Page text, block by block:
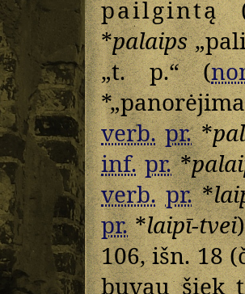
pailgintą
*palaips
„t. p.“ (
verb. pr.*
inf. pr.*
verb. pr.*
pr.*laipī-tvei
106, išn. 18
buvau šiek